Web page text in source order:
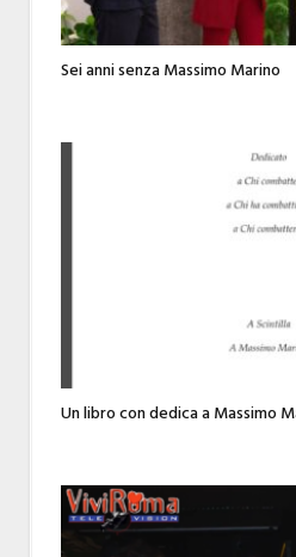
Sei anni senza Massimo Marino
Un libro con dedica a Massimo